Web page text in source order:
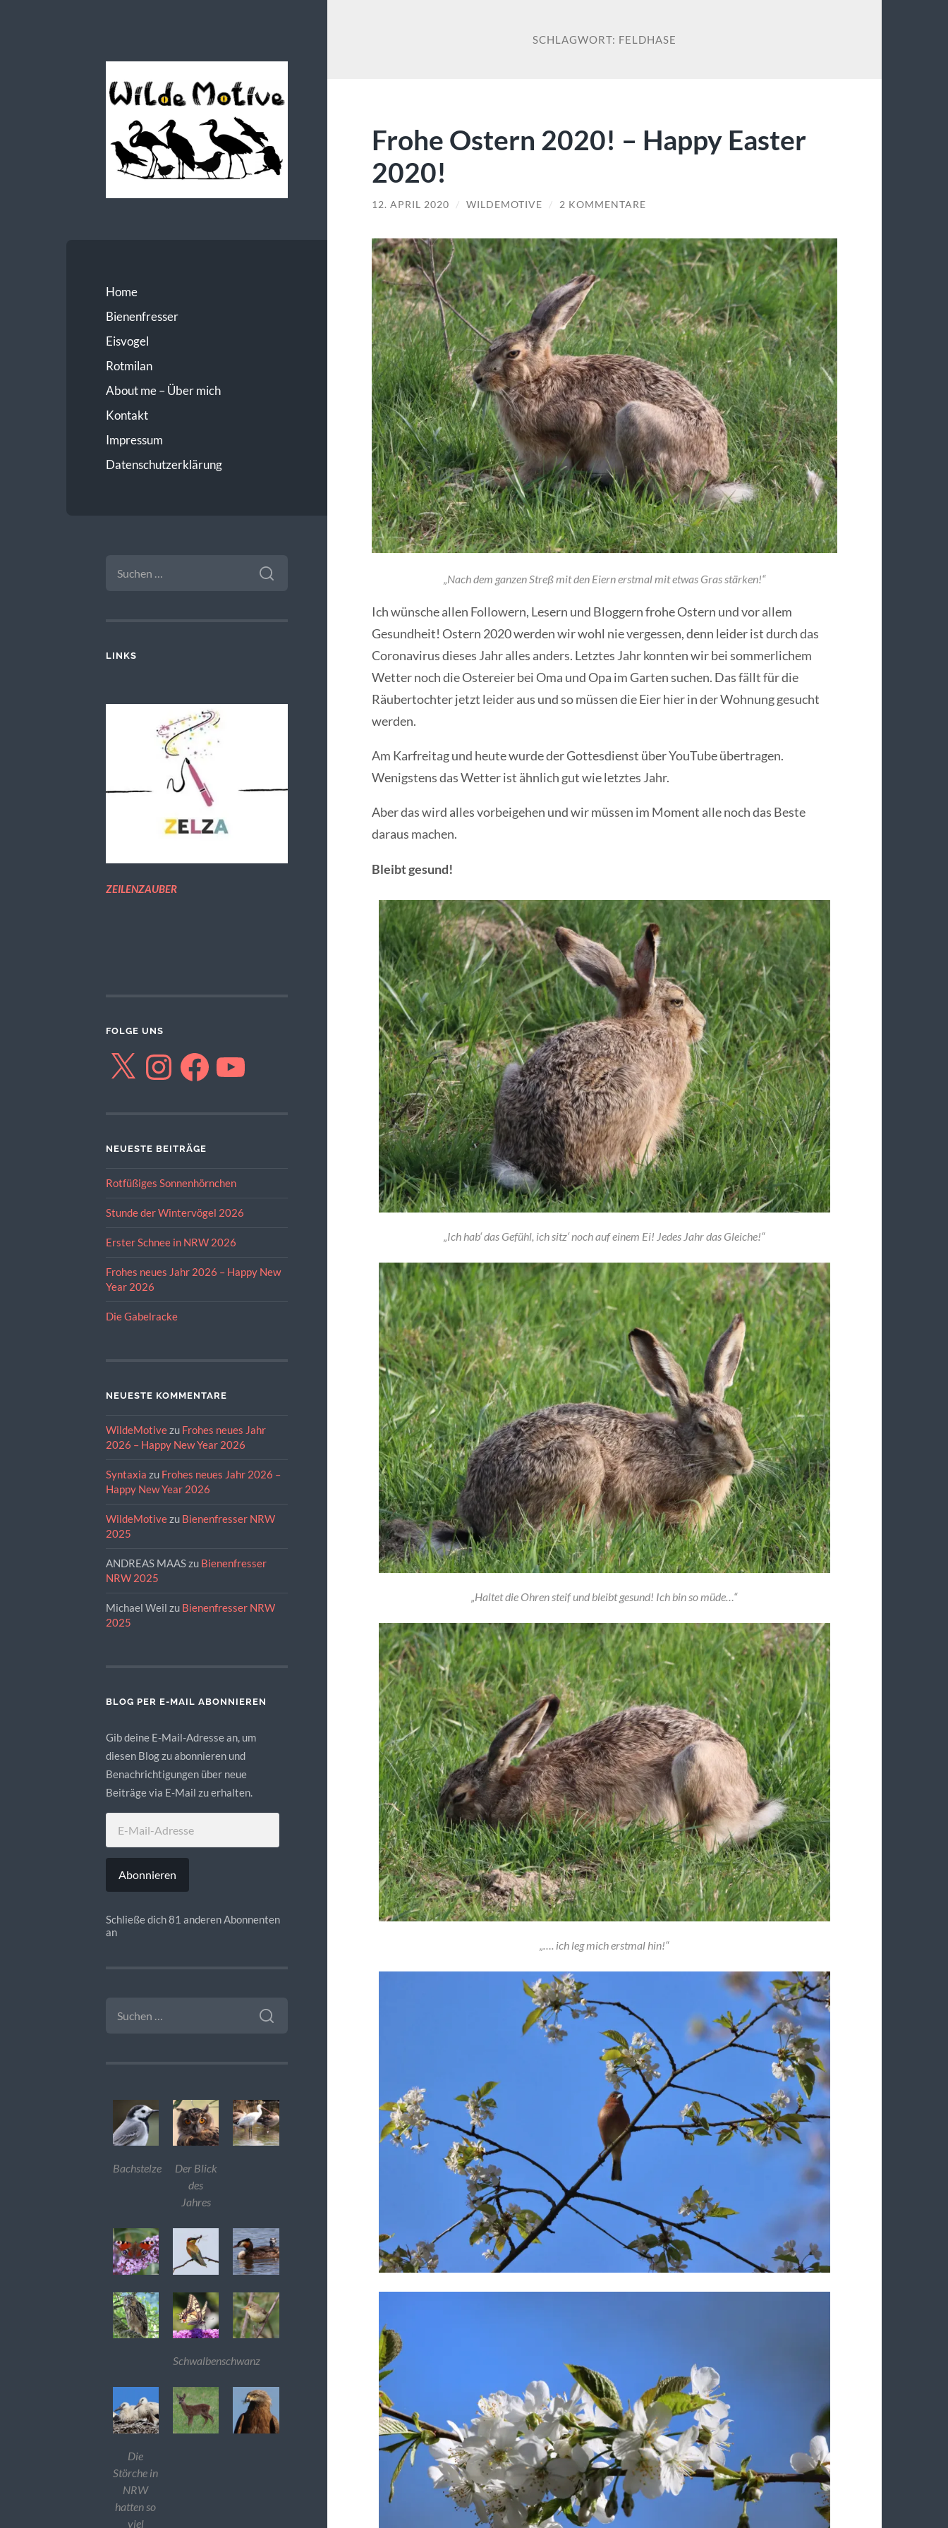
Home
Bienenfresser
Eisvogel
Rotmilan
About me – Über mich
Kontakt
Impressum
Datenschutzerklärung
NACH:
LINKS
ZEILENZAUBER
FOLGE UNS
X InstagramFacebookYouTube
NEUESTE BEITRÄGE
Rotfüßiges Sonnenhörnchen
Stunde der Wintervögel 2026
Erster Schnee in NRW 2026
Frohes neues Jahr 2026 – Happy New
Year 2026
Die Gabelracke
NEUESTE KOMMENTARE
WildeMotivezu Frohes neues Jahr
2026 – Happy New Year 2026
Syntaxia zu Frohes neues Jahr 2026 –
Happy New Year 2026
WildeMotivezu Bienenfresser NRW
2025
ANDREAS MAASzu Bienenfresser
NRW 2025
Michael Weil zu Bienenfresser NRW
2025
BLOG PER E-MAIL ABONNIEREN
Gib deine E-Mail-Adresse an, um
diesen Blog zu abonnieren und
Benachrichtigungen über neue
Beiträge via E-Mail zu erhalten.
MAIL-
ADRESSE
Abonnieren
Schließe dich 81 anderen Abonnenten
an
NACH:
Bachstelze
Der Blick
des
Jahres
Schwalbenschwanz
Die
Störche in
NRW
hatten so
viel
SCHLAGWORT: FELDHASE
Frohe Ostern 2020! – Happy Easter
2020!
12. APRIL 2020 / WILDEMOTIVE / 2 KOMMENTARE
„Nach dem ganzen Streß mit den Eiern erstmal mit etwas Gras stärken!“
Ich wünsche allen Followern, Lesern und Bloggern frohe Ostern und vor allem
Gesundheit! Ostern 2020 werden wir wohl nie vergessen, denn leider ist durch das
Coronavirus dieses Jahr alles anders. Letztes Jahr konnten wir bei sommerlichem
Wetter noch die Ostereier bei Oma und Opa im Garten suchen. Das fällt für die
Räubertochter jetzt leider aus und so müssen die Eier hier in der Wohnung gesucht
werden.
Am Karfreitag und heute wurde der Gottesdienst über YouTube übertragen.
Wenigstens das Wetter ist ähnlich gut wie letztes Jahr.
Aber das wird alles vorbeigehen und wir müssen im Moment alle noch das Beste
daraus machen.
Bleibt gesund!
„Ich hab‘ das Gefühl, ich sitz‘ noch auf einem Ei! Jedes Jahr das Gleiche!“
„Haltet die Ohren steif und bleibt gesund! Ich bin so müde…“
„…. ich leg mich erstmal hin!“